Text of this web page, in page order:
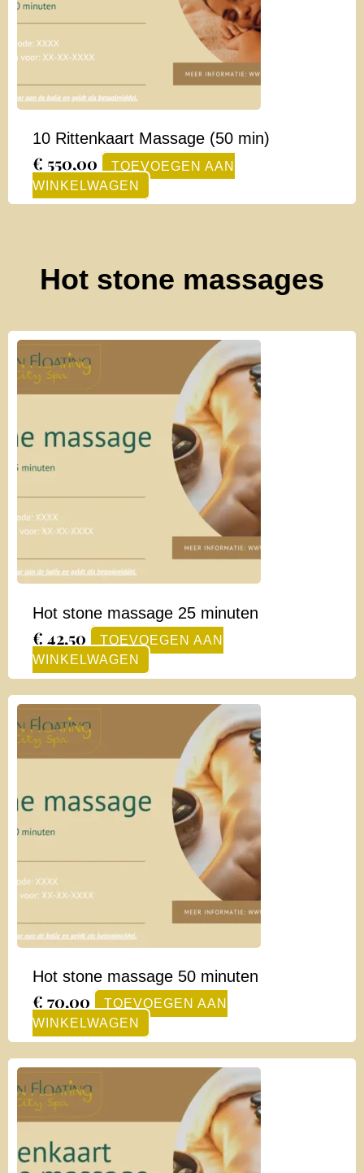
10 Rittenkaart Massage (50 min)
€ 550,00
TOEVOEGEN AAN
WINKELWAGEN
Hot stone massages
Hot stone massage 25 minuten
€ 42,50
TOEVOEGEN AAN
WINKELWAGEN
Hot stone massage 50 minuten
€ 70,00
TOEVOEGEN AAN
WINKELWAGEN